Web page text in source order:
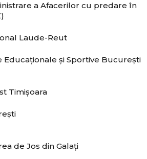
a Afacerilor cu predare în
Laude-Reut
și Sportive București
Timișoara
de Jos din Galați